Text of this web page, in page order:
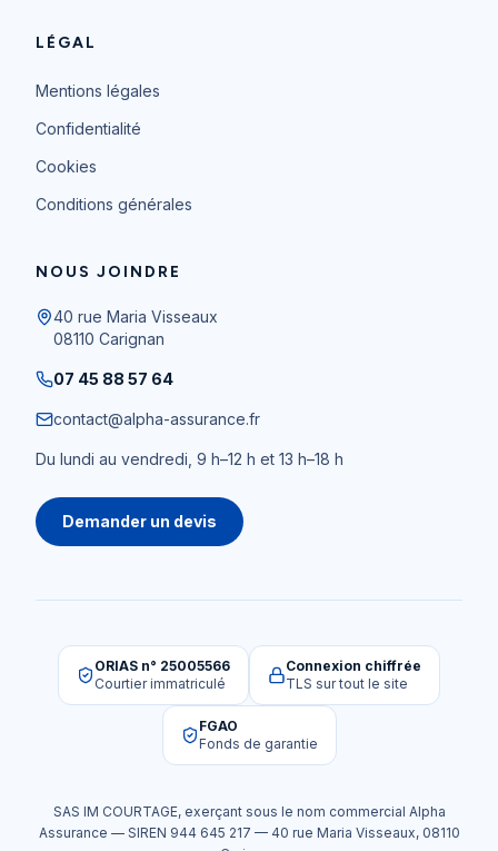
LÉGAL
Mentions légales
Confidentialité
Cookies
Conditions générales
NOUS JOINDRE
40 rue Maria Visseaux
08110 Carignan
07 45 88 57 64
contact@alpha-assurance.fr
Du lundi au vendredi, 9 h–12 h et 13 h–18 h
Demander un devis
ORIAS n° 25005566
Courtier immatriculé
Connexion chiffrée
TLS sur tout le site
FGAO
Fonds de garantie
SAS IM COURTAGE, exerçant sous le nom commercial Alpha
Assurance — SIREN 944 645 217 — 40 rue Maria Visseaux, 08110